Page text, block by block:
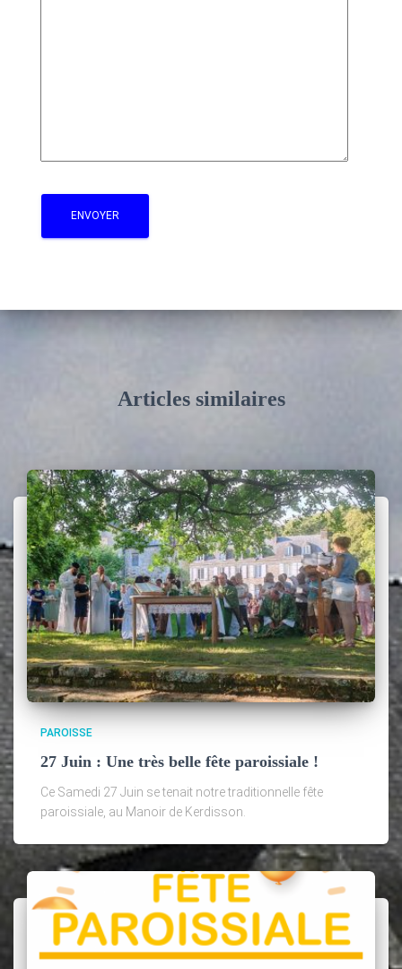
Articles similaires
PAROISSE
27 Juin : Une très belle fête paroissiale !
Ce Samedi 27 Juin se tenait notre traditionnelle fête
paroissiale, au Manoir de Kerdisson.